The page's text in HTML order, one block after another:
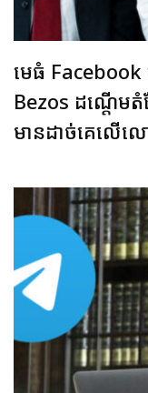
មេធំ
Bezos ដណ្តើម
មានដាច់គេលើល